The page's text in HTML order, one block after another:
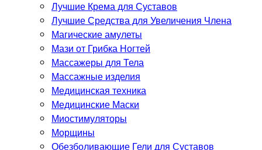
Лучшие Крема для Суставов
Лучшие Средства для Увеличения Члена
Магические амулеты
Мази от Грибка Ногтей
Массажеры для Тела
Массажные изделия
Медицинская техника
Медицинские Маски
Миостимуляторы
Морщины
Обезболивающие Гели для Суставов